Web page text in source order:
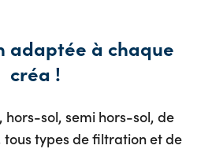
adaptée à chaque
créa !
hors-sol, semi hors-sol, de
tous types de filtration et de